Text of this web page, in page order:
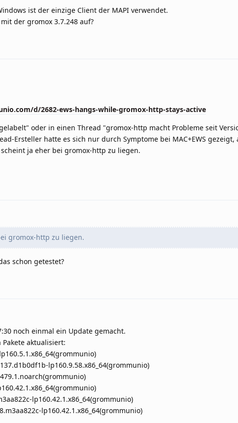
ist der einzige Client der MAPI verwendet.
der gromox 3.7.248 auf?
d/2682-ews-hangs-while-gromox-http-stays-active
oder in einen Thread "gromox-http macht Probleme seit
Ersteller hatte es sich nur durch Symptome bei MAC+EWS gezeigt,
ja eher bei gromox-http zu liegen.
gromox-http zu liegen.
schon getestet?
noch einmal ein Update gemacht.
aktualisiert:
lp160.9.58.x86_64(grommunio)
lp160.42.1.x86_64(grommunio)
lp160.42.1.x86_64(grommunio)